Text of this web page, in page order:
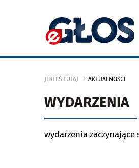
JESTEŚ TUTAJ AKTUALNOŚCI
WYDARZENIA
wydarzenia zaczynające